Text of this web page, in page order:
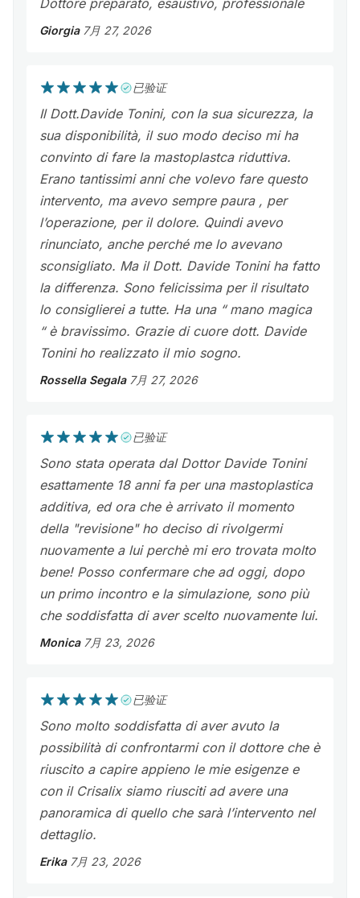
Dottore preparato, esaustivo, professionale
Giorgia 7月 27, 2026
已验证
Il Dott.Davide Tonini, con la sua sicurezza, la
sua disponibilità, il suo modo deciso mi ha
convinto di fare la mastoplastca riduttiva.
Erano tantissimi anni che volevo fare questo
intervento, ma avevo sempre paura , per
l’operazione, per il dolore. Quindi avevo
rinunciato, anche perché me lo avevano
sconsigliato. Ma il Dott. Davide Tonini ha fatto
la differenza. Sono felicissima per il risultato
lo consiglierei a tutte. Ha una “ mano magica
“ è bravissimo. Grazie di cuore dott. Davide
Tonini ho realizzato il mio sogno.
Rossella Segala 7月 27, 2026
已验证
Sono stata operata dal Dottor Davide Tonini
esattamente 18 anni fa per una mastoplastica
additiva, ed ora che è arrivato il momento
della "revisione" ho deciso di rivolgermi
nuovamente a lui perchè mi ero trovata molto
bene! Posso confermare che ad oggi, dopo
un primo incontro e la simulazione, sono più
che soddisfatta di aver scelto nuovamente lui.
Monica 7月 23, 2026
已验证
Sono molto soddisfatta di aver avuto la
possibilità di confrontarmi con il dottore che è
riuscito a capire appieno le mie esigenze e
con il Crisalix siamo riusciti ad avere una
panoramica di quello che sarà l’intervento nel
dettaglio.
Erika 7月 23, 2026